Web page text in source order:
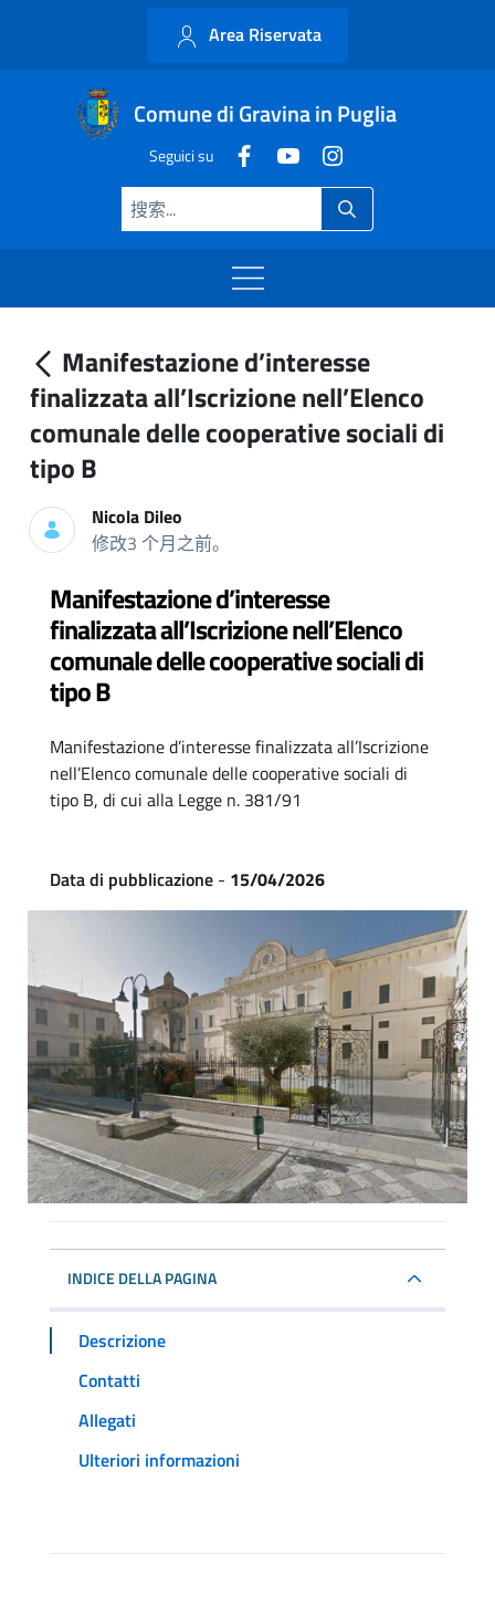
Area Riservata
Comune di Gravina in Puglia
Seguici su
Manifestazione d’interesse
finalizzata all’Iscrizione nell’Elenco
comunale delle cooperative sociali di
tipo B
Nicola Dileo
修改3 个月之前。
Manifestazione d’interesse
finalizzata all’Iscrizione nell’Elenco
comunale delle cooperative sociali di
tipo B
Manifestazione d’interesse finalizzata all’Iscrizione
nell’Elenco comunale delle cooperative sociali di
tipo B, di cui alla Legge n. 381/91
Data di pubblicazione- 15/04/2026
INDICE DELLA PAGINA
Descrizione
Contatti
Allegati
Ulteriori informazioni